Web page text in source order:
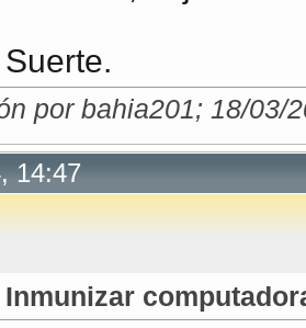
por bahia201; 18/03/
14:47